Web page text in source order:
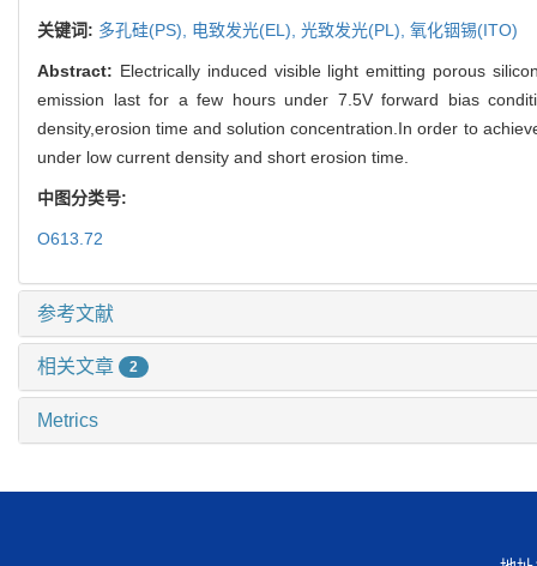
关键词: 多孔硅(PS), 电致发光(EL), 光致发光(PL), 氧化铟锡(ITO)
Abstract: Electrically induced visible light emitting porous
emission last for a few hours under 7.5V forward bias
density,erosion time and solution concentration.In order to
under low current density and short erosion time.
中图分类号:
O613.72
参考文献
相关文章 2
Metrics